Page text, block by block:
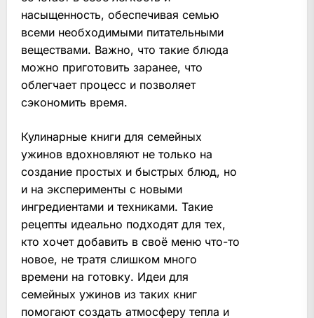
насыщенность, обеспечивая семью
всеми необходимыми питательными
веществами. Важно, что такие блюда
можно приготовить заранее, что
облегчает процесс и позволяет
сэкономить время.
Кулинарные книги для семейных
ужинов вдохновляют не только на
создание простых и быстрых блюд, но
и на эксперименты с новыми
ингредиентами и техниками. Такие
рецепты идеально подходят для тех,
кто хочет добавить в своё меню что-то
новое, не тратя слишком много
времени на готовку. Идеи для
семейных ужинов из таких книг
помогают создать атмосферу тепла и